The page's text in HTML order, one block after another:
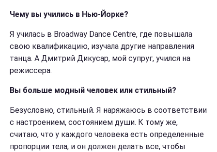
Чему вы учились в Нью-Йорке?
Я училась в Broadway Dance Centre, где повышала
свою квалификацию, изучала другие направления
танца. А Дмитрий Дикусар, мой супруг, учился на
режиссера.
Вы больше модный человек или стильный?
Безусловно, стильный. Я наряжаюсь в соответствии
с настроением, состоянием души. К тому же,
считаю, что у каждого человека есть определенные
пропорции тела, и он должен делать все, чтобы